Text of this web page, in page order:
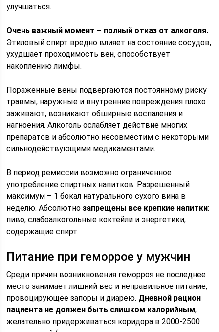
улучшаться.
Очень важный момент – полный отказ от алкоголя.
Этиловый спирт вредно влияет на состояние сосудов,
ухудшает проходимость вен, способствует
накоплению лимфы.
Пораженные вены подвергаются постоянному риску
травмы, наружные и внутренние повреждения плохо
заживают, возникают обширные воспаления и
нагноения. Алкоголь ослабляет действие многих
препаратов и абсолютно несовместим с некоторыми
сильнодействующими медикаментами.
В период ремиссии возможно ограниченное
употребление спиртных напитков. Разрешенный
максимум – 1 бокал натурального сухого вина в
неделю. Абсолютнозапрещены все крепкие напитки:
пиво, слабоалкогольные коктейли и энергетики,
содержащие спирт.
Питание при геморрое у мужчин
Среди причин возникновения геморроя не последнее
место занимает лишний вес и неправильное питание,
провоцирующее запоры и диарею. Дневной рацион
пациента не должен быть слишком калорийным,
желательно придерживаться коридора в 2000-2500